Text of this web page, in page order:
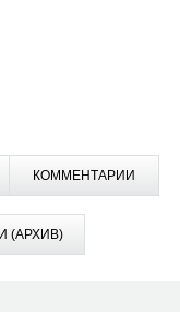
КОММЕНТАРИИ
(АРХИВ)